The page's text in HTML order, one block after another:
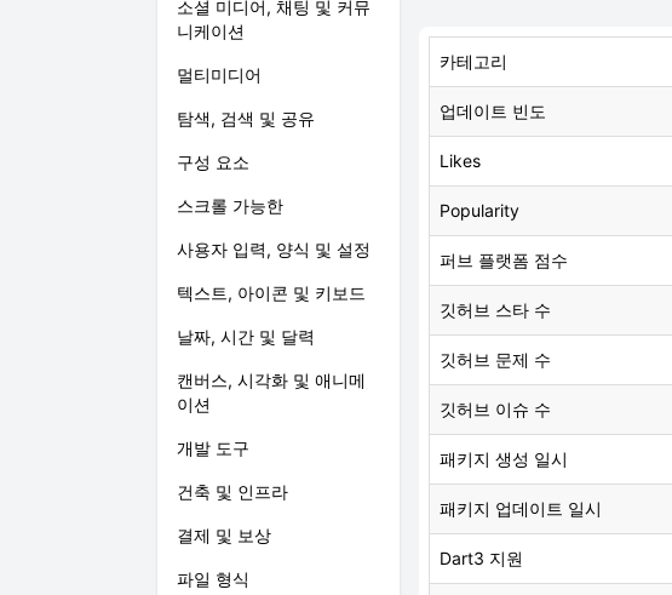
소셜 미디어, 채팅 및 커뮤
니케이션
멀티미디어
탐색, 검색 및 공유
구성 요소
스크롤 가능한
사용자 입력, 양식 및 설정
텍스트, 아이콘 및 키보드
날짜, 시간 및 달력
캔버스, 시각화 및 애니메
이션
개발 도구
건축 및 인프라
결제 및 보상
파일 형식
카테고리
업데이트 빈도
Likes
Popularity
퍼브 플랫폼 점수
깃허브 스타 수
깃허브 문제 수
깃허브 이슈 수
패키지 생성 일시
패키지 업데이트 일시
Dart3 지원